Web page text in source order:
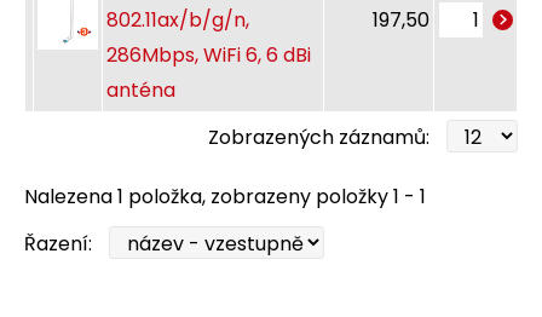
802.11ax/b/g/n,
286Mbps, WiFi 6, 6 dBi
anténa
197,50
Zobrazených záznamů:
Nalezena 1 položka, zobrazeny položky 1 - 1
Řazení: